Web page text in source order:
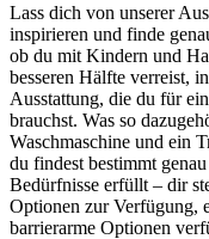
Lass dich von unserer
inspirieren und finde
ob du mit Kindern und
besseren Hälfte verreist,
Ausstattung, die du für
brauchst. Was so
Waschmaschine und ein
du findest bestimmt
Bedürfnisse erfüllt – dir
Optionen zur Verfügung,
barrierarme Optionen